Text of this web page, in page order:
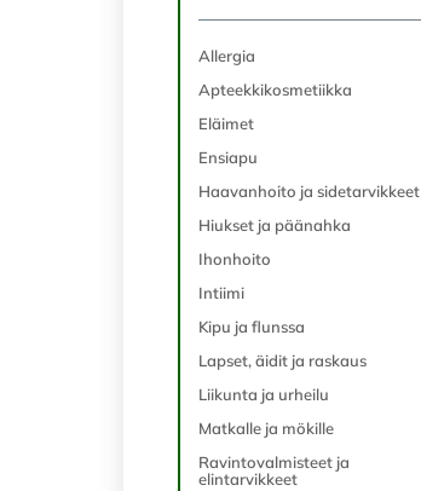
Allergia
Apteekkikosmetiikka
Eläimet
Ensiapu
Haavanhoito ja sidetarvikkeet
Hiukset ja päänahka
Ihonhoito
Intiimi
Kipu ja flunssa
Lapset, äidit ja raskaus
Liikunta ja urheilu
Matkalle ja mökille
Ravintovalmisteet ja
elintarvikkeet